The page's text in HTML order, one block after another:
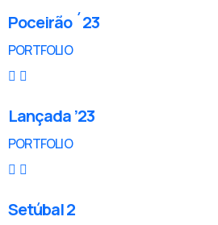
Poceirão ´23
PORTFOLIO
Lançada ’23
PORTFOLIO
Setúbal 2